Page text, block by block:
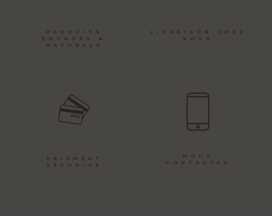
PRODUITS
ENGAGÉS &
NATURELS
LIVRAISON CHEZ
VOUS
PAIEMENT
SÉCURISÉ
NOUS
CONTACTER